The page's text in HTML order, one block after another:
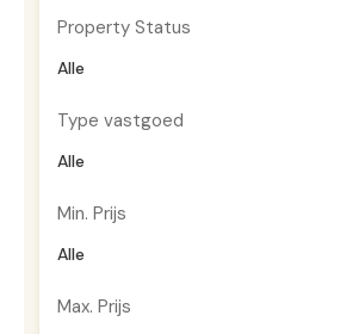
Property Status
Alle
Type vastgoed
Alle
Min. Prijs
Alle
Max. Prijs